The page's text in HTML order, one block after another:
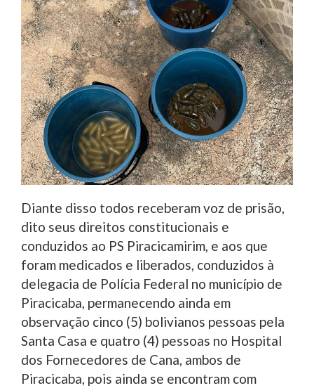
Diante disso todos receberam voz de prisão,
dito seus direitos constitucionais e
conduzidos ao PS Piracicamirim, e aos que
foram medicados e liberados, conduzidos à
delegacia de Polícia Federal no município de
Piracicaba, permanecendo ainda em
observação cinco (5) bolivianos pessoas pela
Santa Casa e quatro (4) pessoas no Hospital
dos Fornecedores de Cana, ambos de
Piracicaba, pois ainda se encontram com